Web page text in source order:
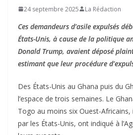
24 septembre 2025 La Rédaction
Ces demandeurs d’asile expulsés
États-Unis, à cause de la politique
Donald Trump, avaient déposé
estimant que leur procédure
Des États-Unis au Ghana puis du
l’espace de trois semaines. Le
Togo au moins six Ouest-
par les États-Unis, ont indiqué à